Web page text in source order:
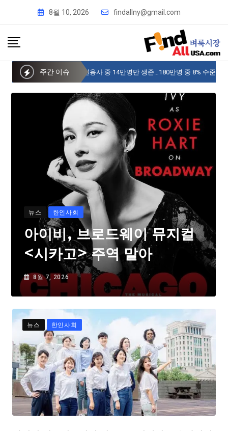
8월 10, 2026 findallny@gmail.com
주간 이슈 사이버 한국외국어대 미주글로벌센터 뉴욕
뉴스 한인사회
아이비, 브로드웨이 뮤지컬
<시카고> 주역 맡아
8월 7, 2026
뉴스 한인사회